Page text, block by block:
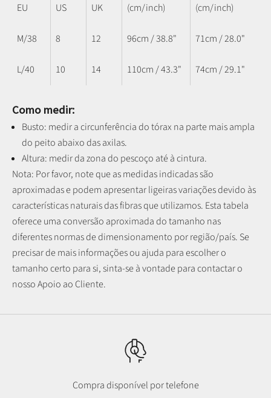
EU
US
UK
(cm/inch)
(cm/inch)
M/38 8 12 96cm / 38.8" 71cm / 28.0"
L/40 10 14 110cm / 43.3" 74cm / 29.1"
Como medir:
Busto: medir a circunferência do tórax na parte mais ampla
do peito abaixo das axilas.
Altura: medir da zona do pescoço até à cintura.
Nota: Por favor, note que as medidas indicadas são
aproximadas e podem apresentar ligeiras variações devido às
características naturais das fibras que utilizamos. Esta tabela
oferece uma conversão aproximada do tamanho nas
diferentes normas de dimensionamento por região/país. Se
precisar de mais informações ou ajuda para escolher o
tamanho certo para si, sinta-se à vontade para contactar o
nosso Apoio ao Cliente.
Compra disponível por telefone